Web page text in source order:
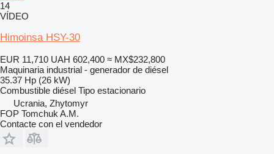
14
VÍDEO
Himoinsa HSY-30
EUR 11,710 UAH 602,400 ≈ MX$232,800
Maquinaria industrial - generador de diésel
35.37 Hp (26 kW)
Combustible diésel Tipo estacionario
Ucrania, Zhytomyr
FOP Tomchuk A.M.
Contacte con el vendedor